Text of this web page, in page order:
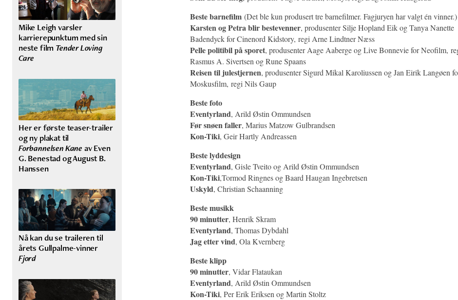
Beste barnefilm (Det ble kun produsert tre barnefilmer. Fagjuryen har valgt én vinner.)
Karsten og Petra blir bestevenner, produsenter Silje Hopland Eik og Tanya Nanette
Badendyck for Cinenord Kidstory, regi Arne Lindtner Næss
Pelle politibil på sporet, produsenter Aage Aaberge og Live Bonnevie for Neofilm,
Rasmus A. Sivertsen og Rune Spaans
Reisen til julestjernen, produsenter Sigurd Mikal Karoliussen og Jan Eirik Langøen
Moskusfilm, regi Nils Gaup
Beste foto
Eventyrland, Arild Østin Ommundsen
Før snøen faller, Marius Matzow Gulbrandsen
Kon-Tiki, Geir Hartly Andreassen
Beste lyddesign
Eventyrland, Gisle Tveito og Arild Østin Ommundsen
Kon-Tiki,Tormod Ringnes og Baard Haugan Ingebretsen
Uskyld, Christian Schaanning
Beste musikk
90 minutter, Henrik Skram
Eventyrland, Thomas Dybdahl
Jag etter vind, Ola Kvernberg
Beste klipp
90 minutter, Vidar Flataukan
Eventyrland, Arild Østin Ommundsen
Kon-Tiki, Per Erik Eriksen og Martin Stoltz
Mike Leigh varsler
karrierepunktum med sin
neste film Tender Loving
Care
Her er første teaser-trailer
og ny plakat til
Forbannelsen Kane av Even
G. Benestad og August B.
Hanssen
Nå kan du se traileren til
årets Gullpalme-vinner
Fjord